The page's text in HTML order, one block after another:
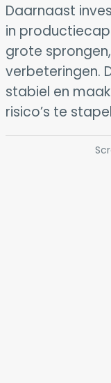
Daarnaast
in
grote
verbeteringen.
stabiel en
risico’s te